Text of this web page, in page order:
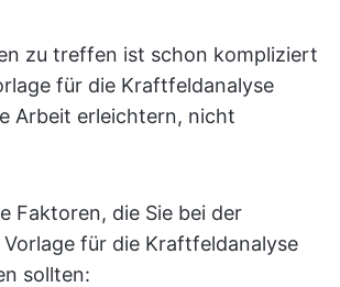
zu treffen ist schon kompliziert
für die Kraftfeldanalyse
Arbeit erleichtern, nicht
Faktoren, die Sie bei der
Vorlage für die Kraftfeldanalyse
sollten: